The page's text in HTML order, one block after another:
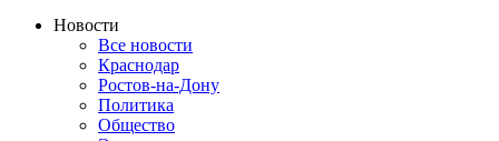
Новости
Все новости
Краснодар
Ростов-на-Дону
Политика
Общество